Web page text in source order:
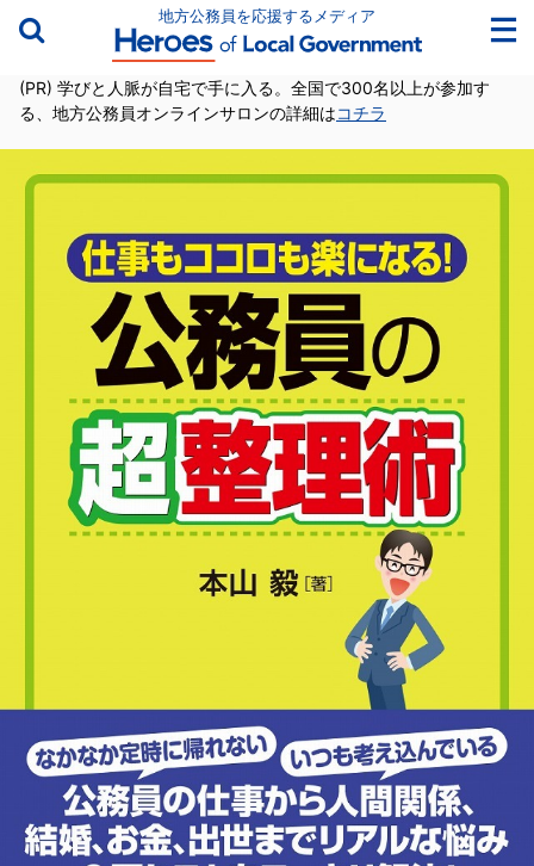
地方公務員を応援するメディア
(PR) 学びと人脈が自宅で手に入る。全国で300名以上が参加す
る、地方公務員オンラインサロンの詳細はコチラ